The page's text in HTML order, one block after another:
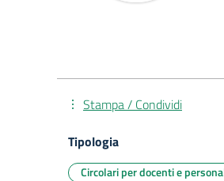
Stampa / Condividi
Tipologia
Circolari per docenti e